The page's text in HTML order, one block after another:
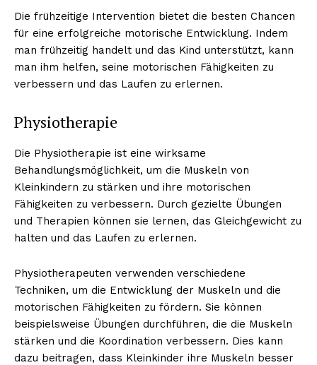
Die frühzeitige Intervention bietet die besten Chancen
für eine erfolgreiche motorische Entwicklung. Indem
man frühzeitig handelt und das Kind unterstützt, kann
man ihm helfen, seine motorischen Fähigkeiten zu
verbessern und das Laufen zu erlernen.
Physiotherapie
Die Physiotherapie ist eine wirksame
Behandlungsmöglichkeit, um die Muskeln von
Kleinkindern zu stärken und ihre motorischen
Fähigkeiten zu verbessern. Durch gezielte Übungen
und Therapien können sie lernen, das Gleichgewicht zu
halten und das Laufen zu erlernen.
Physiotherapeuten verwenden verschiedene
Techniken, um die Entwicklung der Muskeln und die
motorischen Fähigkeiten zu fördern. Sie können
beispielsweise Übungen durchführen, die die Muskeln
stärken und die Koordination verbessern. Dies kann
dazu beitragen, dass Kleinkinder ihre Muskeln besser